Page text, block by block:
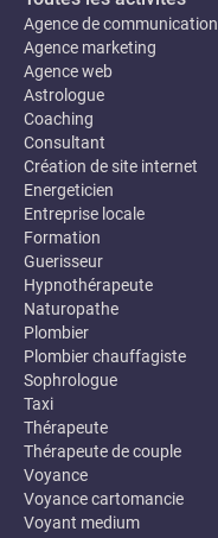
Agence de communication
Agence marketing
Agence web
Astrologue
Coaching
Consultant
Création de site internet
Energeticien
Entreprise locale
Formation
Guerisseur
Hypnothérapeute
Naturopathe
Plombier
Plombier chauffagiste
Sophrologue
Taxi
Thérapeute
Thérapeute de couple
Voyance
Voyance cartomancie
Voyant medium